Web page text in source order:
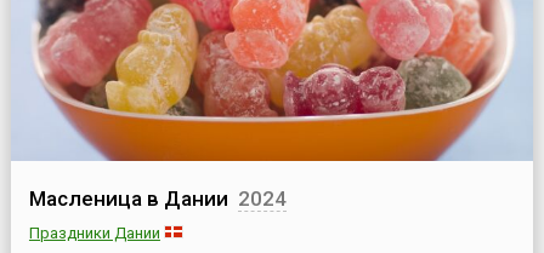
Масленица в Дании 2024
Праздники Дании